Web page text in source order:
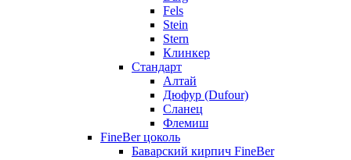
Fels
Stein
Stern
Клинкер
Стандарт
Алтай
Дюфур (Dufour)
Сланец
Флемиш
FineBer цоколь
Баварский кирпич FineBer